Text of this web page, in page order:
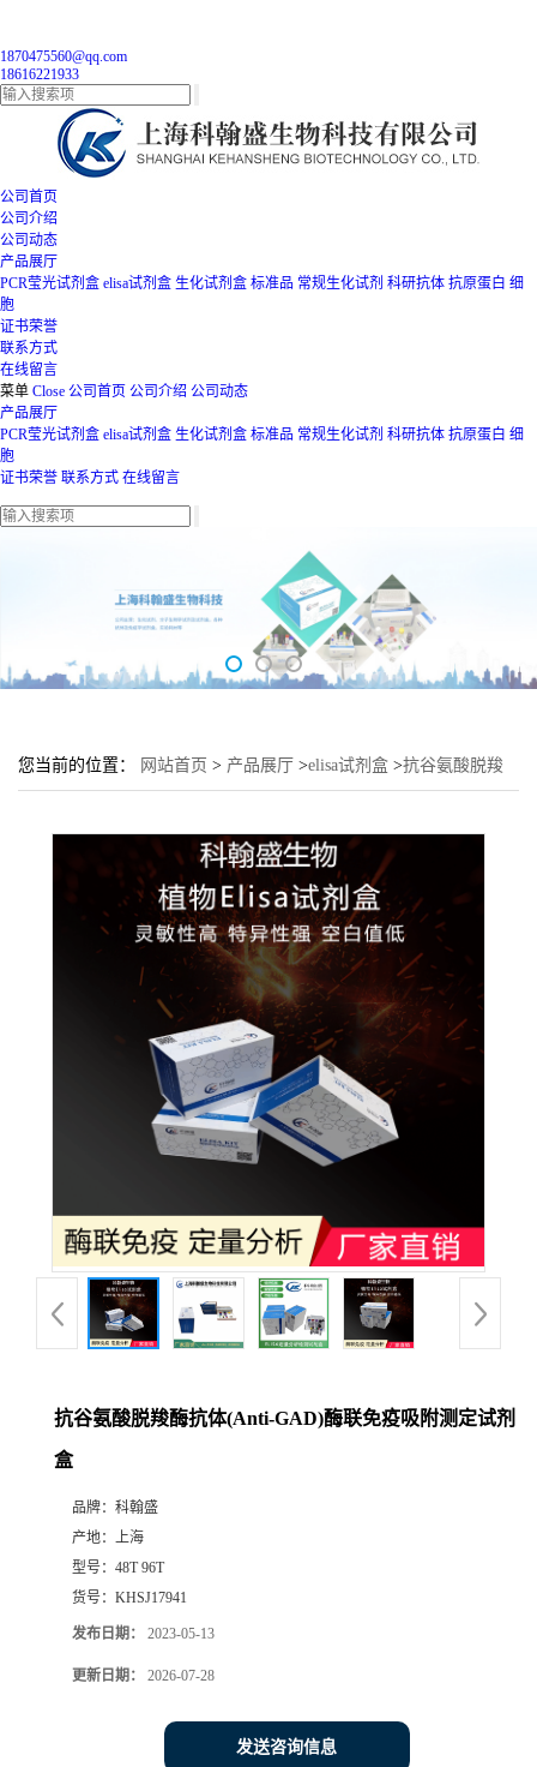
1870475560@qq.com
18616221933
公司首页
公司介绍
公司动态
产品展厅
PCR莹光试剂盒 elisa试剂盒 生化试剂盒 标准品 常规生化试剂 科研抗体 抗原蛋白 细
胞
证书荣誉
联系方式
在线留言
菜单 Close 公司首页 公司介绍 公司动态
产品展厅
PCR莹光试剂盒 elisa试剂盒 生化试剂盒 标准品 常规生化试剂 科研抗体 抗原蛋白 细
胞
证书荣誉 联系方式 在线留言
您当前的位置： 网站首页 > 产品展厅 >elisa试剂盒 >抗谷氨酸脱羧
抗谷氨酸脱羧酶抗体(Anti-GAD)酶联免疫吸附测定试剂
盒
品牌： 科翰盛
产地： 上海
型号： 48T 96T
货号： KHSJ17941
发布日期： 2023-05-13
更新日期： 2026-07-28
发送咨询信息